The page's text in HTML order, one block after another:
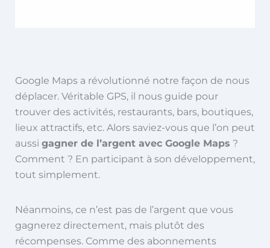
Google Maps a révolutionné notre façon de nous
déplacer. Véritable GPS, il nous guide pour
trouver des activités, restaurants, bars, boutiques,
lieux attractifs, etc. Alors saviez-vous que l’on peut
aussi gagner de l’argent avec Google Maps ?
Comment ? En participant à son développement,
tout simplement.
Néanmoins, ce n’est pas de l’argent que vous
gagnerez directement, mais plutôt des
récompenses. Comme des abonnements